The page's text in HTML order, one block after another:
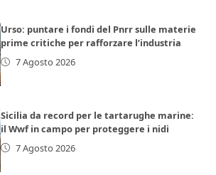
Urso: puntare i fondi del Pnrr sulle materie
prime critiche per rafforzare l’industria
7 Agosto 2026
Sicilia da record per le tartarughe marine:
il Wwf in campo per proteggere i nidi
7 Agosto 2026